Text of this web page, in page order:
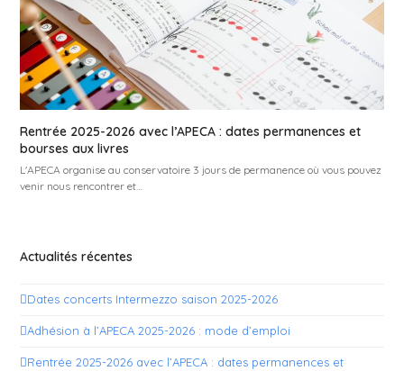
Rentrée 2025-2026 avec l’APECA : dates permanences et
bourses aux livres
L'APECA organise au conservatoire 3 jours de permanence où vous pouvez
venir nous rencontrer et…
Actualités récentes
Dates concerts Intermezzo saison 2025-2026
Adhésion à l’APECA 2025-2026 : mode d’emploi
Rentrée 2025-2026 avec l’APECA : dates permanences et